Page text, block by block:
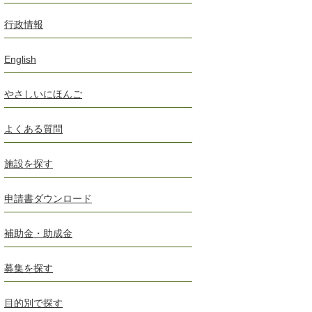
行政情報
English
やさしいにほんご
よくある質問
施設を探す
申請書ダウンロード
補助金・助成金
募集を探す
目的別で探す